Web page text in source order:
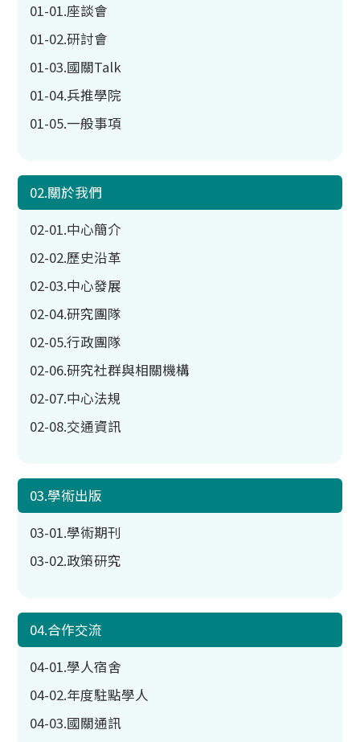
01-01.座談會
01-02.研討會
01-03.國關Talk
01-04.兵推學院
01-05.一般事項
02.關於我們
02-01.中心簡介
02-02.歷史沿革
02-03.中心發展
02-04.研究團隊
02-05.行政團隊
02-06.研究社群與相關機構
02-07.中心法規
02-08.交通資訊
03.學術出版
03-01.學術期刊
03-02.政策研究
04.合作交流
04-01.學人宿舍
04-02.年度駐點學人
04-03.國關通訊